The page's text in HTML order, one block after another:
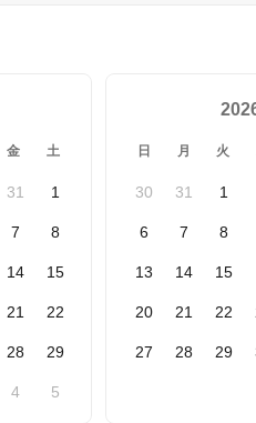
FLR40S 二
金 土
31 1
7 8
14 15
21 22
28 29
4 5
日 月 火
30 31 1
6 7 8
13 14 15
20 21 22
27 28 29